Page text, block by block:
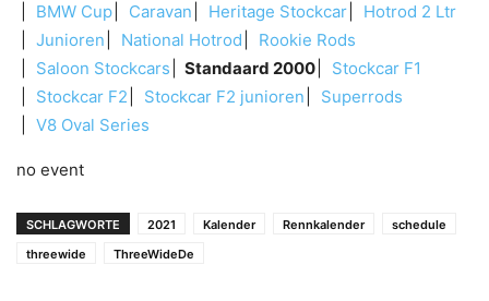
BMW Cup
Caravan Heritage Stockcar
Hotrod 2 Ltr
Junioren
National Hotrod
Rookie Rods
Saloon Stockcars
Standaard 2000
Stockcar F1
Stockcar F2
Stockcar F2 junioren
Superrods
V8 Oval Series
no event
SCHLAGWORTE 2021 Kalender Rennkalender
schedule
threewide
ThreeWideDe